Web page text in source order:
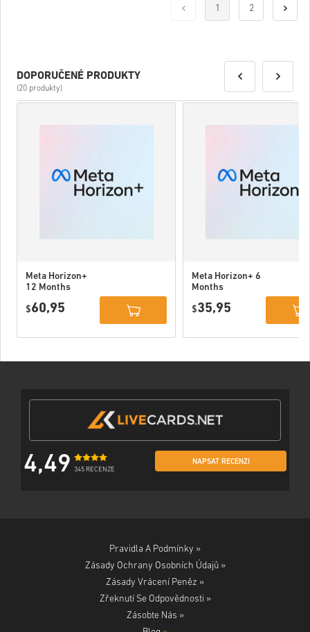
1 2
DOPORUČENÉ PRODUKTY
(20 produkty)
Meta Horizon+
12 Months
USA
$60,95
Meta Horizon+ 6
Months
USA
$35,95
4,49 345 RECENZE
NAPSAT RECENZI
Pravidla A Podmínky »
Zásady Ochrany Osobních Údajů »
Zásady Vrácení Peněz »
Zřeknutí Se Odpovědnosti »
Zásobte Nás »